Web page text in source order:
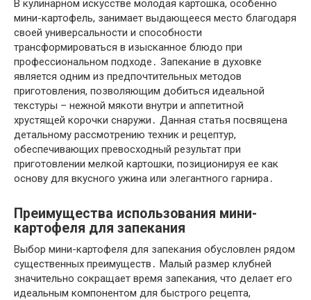
В кулинарном искусстве молодая картошка, особенно
мини-картофель, занимает выдающееся место благодаря
своей универсальности и способности
трансформироваться в изысканное блюдо при
профессиональном подходе․ Запекание в духовке
является одним из предпочтительных методов
приготовления, позволяющим добиться идеальной
текстуры – нежной мякоти внутри и аппетитной
хрустящей корочки снаружи․ Данная статья посвящена
детальному рассмотрению техник и рецептур,
обеспечивающих превосходный результат при
приготовлении мелкой картошки, позиционируя ее как
основу для вкусного ужина или элегантного гарнира․
Преимущества использования мини-
картофеля для запекания
Выбор мини-картофеля для запекания обусловлен рядом
существенных преимуществ․ Малый размер клубней
значительно сокращает время запекания, что делает его
идеальным компонентом для быстрого рецепта,